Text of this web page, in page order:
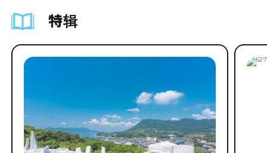
特辑